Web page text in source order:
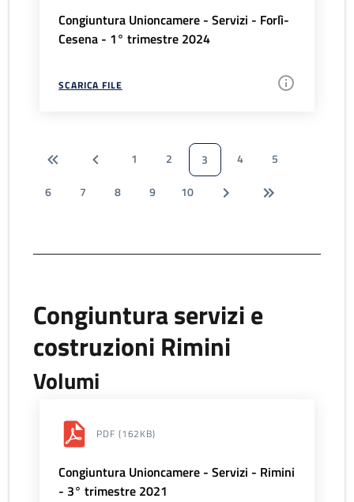
Congiuntura Unioncamere - Servizi - Forlì-
Cesena - 1° trimestre 2024
SCARICA FILE
1 2 3 4
5
6
7 8 9 10
Congiuntura servizi e
costruzioni Rimini
Volumi
PDF (162KB)
Congiuntura Unioncamere - Servizi - Rimini
- 3° trimestre 2021